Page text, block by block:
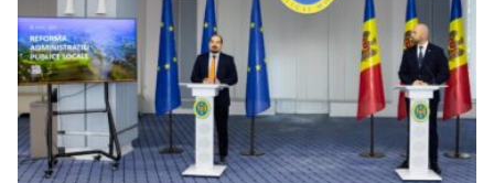
SUSȚINE